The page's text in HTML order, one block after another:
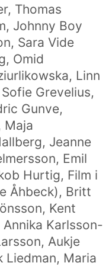
Thomas
Johnny Boy
Sara Vide
Omid
Linn
Grevelius,
Gunve,
Maja
Jeanne
Emil
Hurtig, Film i
Åhbeck), Britt
Kent
Karlsson-
Aukje
Liedman, Maria